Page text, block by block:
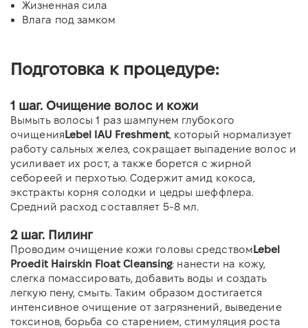
Жизненная сила
Влага под замком
Подготовка к процедуре:
1 шаг. Очищение волос и кожи
Вымыть волосы 1 раз шампунем глубокого
очищенияLebel IAU Freshment, который нормализует
работу сальных желез, сокращает выпадение волос и
усиливает их рост, а также борется с жирной
себореей и перхотью. Содержит амид кокоса,
экстракты корня солодки и цедры шеффлера.
Средний расход составляет 5-8 мл.
2 шаг. Пилинг
Проводим очищение кожи головы средствомLebel
Proedit Hairskin Float Cleansing: нанести на кожу,
слегка помассировать, добавить воды и создать
легкую пену, смыть. Таким образом достигается
интенсивное очищение от загрязнений, выведение
токсинов, борьба со старением, стимуляция роста